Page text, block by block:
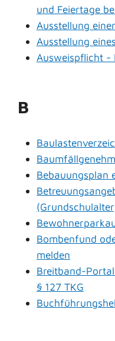
und Feiertage
Ausstellung
Ausstellung
Ausweispflicht -
B
Bebauungsplan
Bombenfund
melden
Breitband-
§ 127 TKG